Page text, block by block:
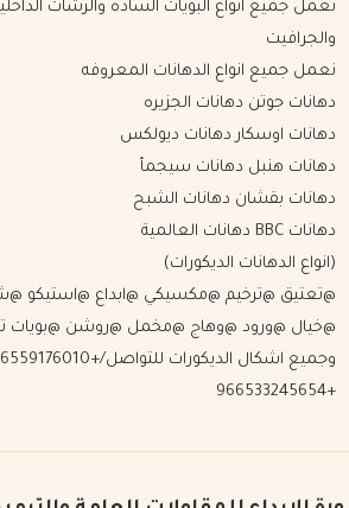
نعمل جميع انواع البويات الساده والرشات
والجرافيت
نعمل جميع انواع الدهانات المعروفه
دهانات جوتن دهانات الجزيره
دهانات اوسكار دهانات ديولكس
دهانات هنبل دهانات سيجمأ
دهانات بقشان دهانات الشبح
دهانات BBC دهانات العالمية
(انواع الدهانات الديكورات)
@تعتيق @ترخيم @مكسيكي @ابداع @استيكو
@خيال @ورود @وهاج @مخمل @روشن @بويات
وجميع اشكال الديكورات للتواصل/
+966533245654